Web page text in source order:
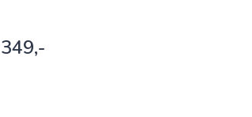
349,-